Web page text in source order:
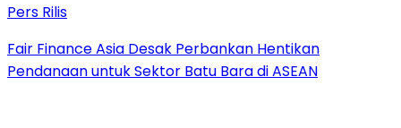
Pers Rilis
Fair Finance Asia Desak Perbankan Hentikan
Pendanaan untuk Sektor Batu Bara di ASEAN